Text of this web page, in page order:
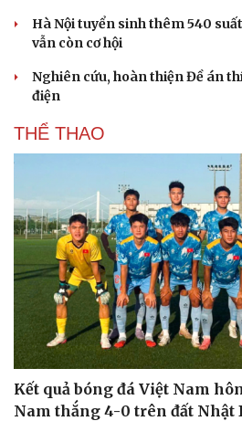
Hà Nội tuyển sinh thêm 540
vẫn còn cơ hội
Nghiên cứu, hoàn thiện Đề án
điện
THỂ THAO
Kết quả bóng đá Việt Nam
Nam thắng 4-0 trên đất Nhật